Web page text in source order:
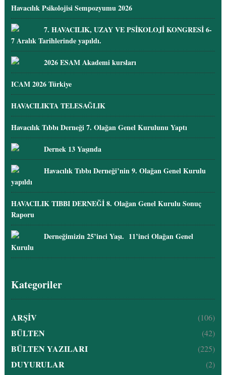
Havacılık Psikolojisi Sempozyumu 2026
7. HAVACILIK, UZAY VE PSİKOLOJİ KONGRESİ 6-
7 Aralık Tarihlerinde yapıldı.
2026 ESAM Akademi kursları
ICAM 2026 Türkiye
HAVACILIKTA TELESAĞLIK
Havacılık Tıbbı Derneği 7. Olağan Genel Kurulunu Yaptı
Dernek 13 Yaşında
Havacılık Tıbbı Derneği’nin 9. Olağan Genel Kurulu
yapıldı
HAVACILIK TIBBI DERNEĞİ 8. Olağan Genel Kurulu Sonuç
Raporu
Derneğimizin 25’inci Yaşı. 11’inci Olağan Genel
Kurulu
Kategoriler
ARŞİV (106)
BÜLTEN (42)
BÜLTEN YAZILARI (225)
DUYURULAR (2)